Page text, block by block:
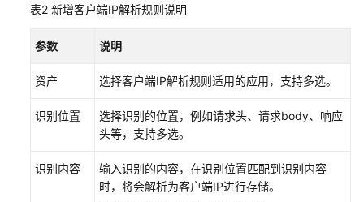
分
类
分
评
表2 新增客户端IP解析规则说明
参数 说明
资产 选择客户端IP解析规则适用的应用，支持多选。
识别位置
选择识别的位置，例如请求头、请求body、响应
头等，支持多选。
识别内容
输入识别的内容，在识别位置匹配到识别内容
时，将会解析为客户端IP进行存储。